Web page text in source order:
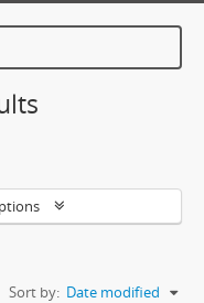
Sort by: Date modified